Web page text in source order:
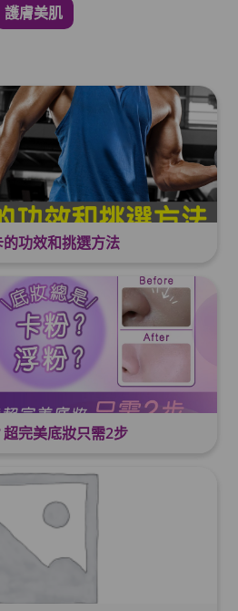
護膚美肌
功效和挑選方法
完美底妝只需2步